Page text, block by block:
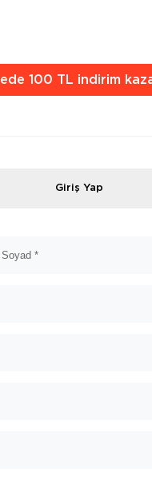
100 TL indirim
Giriş Yap